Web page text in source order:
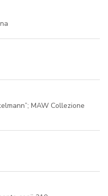
MAW Collezione